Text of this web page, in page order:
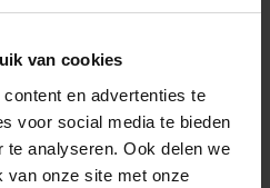
van cookies
en advertenties te
voor social media te bieden
analyseren. Ook delen we
van onze site met onze
au mot-